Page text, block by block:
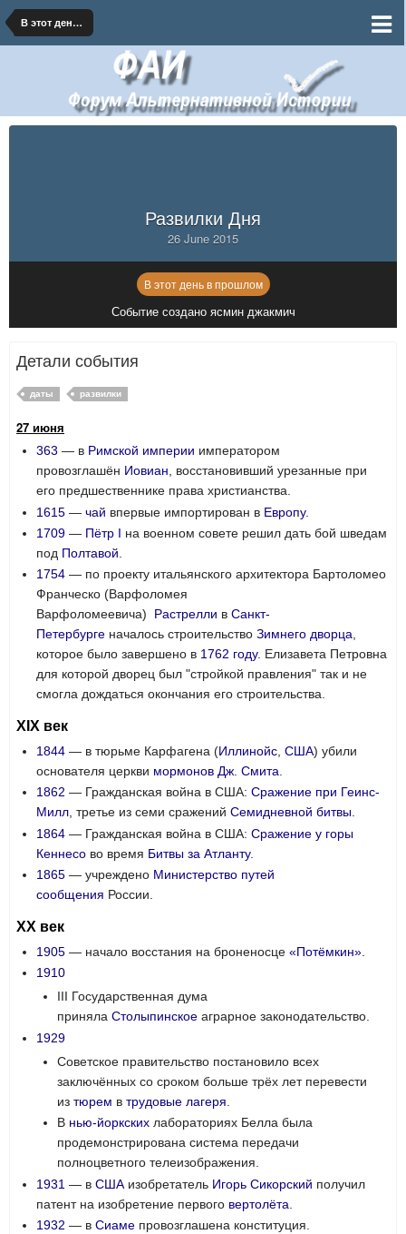
В этот день в прошлом
Развилки Дня
26 June 2015
В этот день в прошлом
Событие создано ясмин джакмич
Детали события
даты развилки
27 июня
363 — в Римской империи императором
провозглашён Иовиан , восстановивший урезанные при
его предшественнике права христианства.
1615 —чай впервые импортирован в Европу.
1709 — Пётр I на военном совете решил дать бой шведам
под Полтавой
1754 — по проекту итальянского архитектора Бартоломео
Франческо (Варфоломея
Варфоломеевича) Растрелли вСанкт-
Петербурге началось строительствоЗимнего дворца,
которое было завершено в 1762 году. Елизавета Петровна
для которой дворец был "стройкой правления" так и не
смогла дождаться окончания его строительства.
XIX век
1844 — в тюрьме Карфагена (Иллинойс ,США) убили
основателя церкви мормонов Дж. Смита
1862 — Гражданская война в США:Сражение при Геинс-
Милл, третье из семи сраженийСемидневной битвы.
1864 — Гражданская война в США:Сражение у горы
Кеннесо во время Битвы за Атланту.
1865 — учреждено Министерство путей
сообщения России.
XX век
1905 — начало восстания на броненосце«Потёмкин»
1910
III Государственная дума
приняла Столыпинскоеаграрное законодательство.
1929
Советское правительство постановило всех
заключённых со сроком больше трёх лет перевести
из тюрем в трудовые лагеря
В нью-йоркскихлабораториях Белла была
продемонстрирована система передачи
полноцветного телеизображения.
1931 — вСША изобретатель Игорь Сикорский получил
патент на изобретение первого вертолёта
1932 — вСиаме провозглашена конституция.